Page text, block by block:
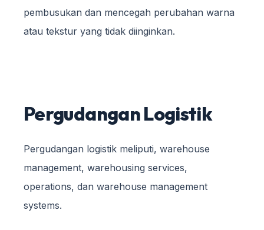
pembusukan dan mencegah perubahan warna
atau tekstur yang tidak diinginkan.
Pergudangan Logistik
Pergudangan logistik meliputi, warehouse
management, warehousing services,
operations, dan warehouse management
systems.